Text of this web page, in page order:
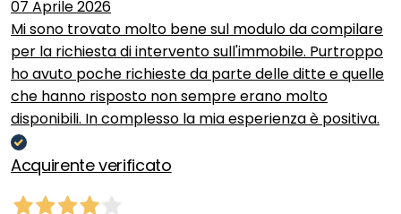
07 Aprile 2026
Mi sono trovato molto bene sul modulo da compilare
per la richiesta di intervento sull'immobile. Purtroppo
ho avuto poche richieste da parte delle ditte e quelle
che hanno risposto non sempre erano molto
disponibili. In complesso la mia esperienza è positiva.
Acquirente verificato